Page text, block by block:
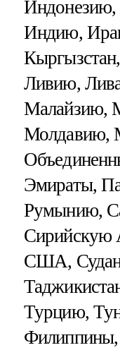
Индию,
Ливию,
Малайзию,
Молдавию,
Эмираты,
Румынию,
Сирийскую
США,
Турцию,
Филиппины,